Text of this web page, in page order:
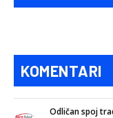
KOMENTARI
Odličan spoj